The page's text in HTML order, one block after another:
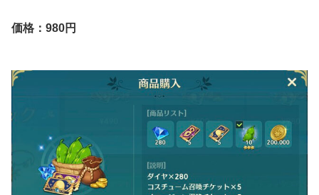
価格：980円